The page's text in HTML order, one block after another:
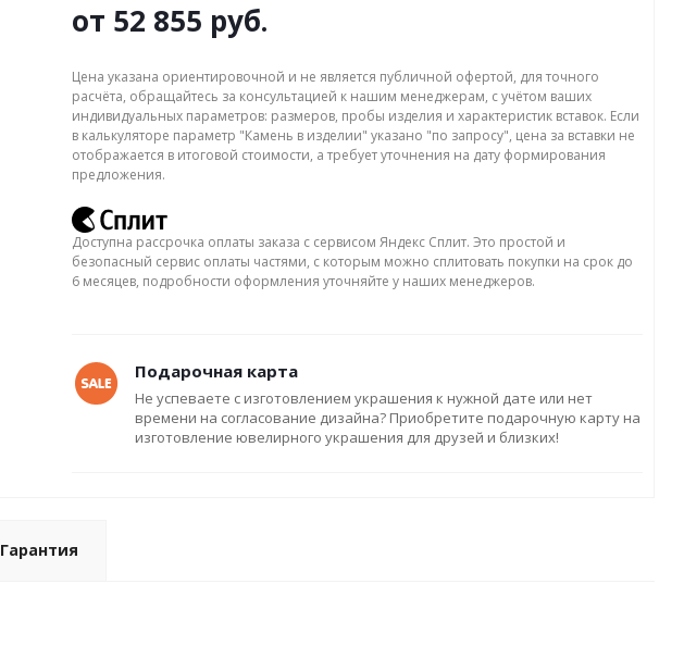
от 52 855 руб.
Цена указана ориентировочной и не является публичной офертой, для точного
расчёта, обращайтесь за консультацией к нашим менеджерам, с учётом ваших
индивидуальных параметров: размеров, пробы изделия и характеристик вставок. Если
в калькуляторе параметр "Камень в изделии" указано "по запросу", цена за вставки не
отображается в итоговой стоимости, а требует уточнения на дату формирования
предложения.
Доступна рассрочка оплаты заказа с сервисом Яндекс Сплит. Это простой и
безопасный сервис оплаты частями, с которым можно сплитовать покупки на срок до
6 месяцев, подробности оформления уточняйте у наших менеджеров.
Подарочная карта
Не успеваете с изготовлением украшения к нужной дате или нет
времени на согласование дизайна? Приобретите подарочную карту на
изготовление ювелирного украшения для друзей и близких!
Гарантия